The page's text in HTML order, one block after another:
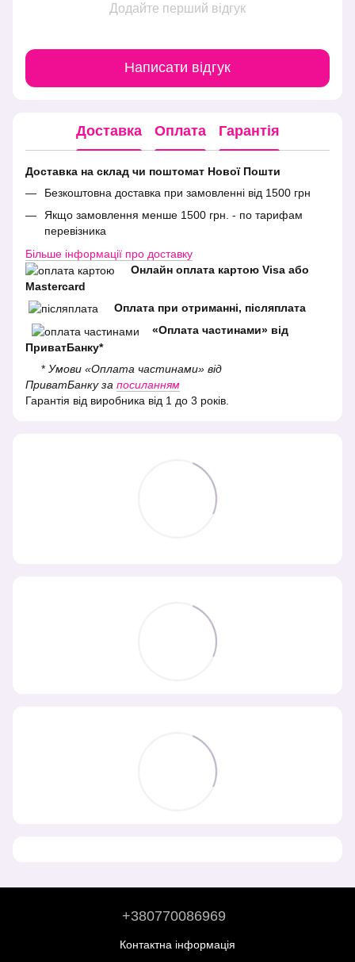
Додайте перший відгук
Написати відгук
Доставка Оплата Гарантія
Доставка на склад чи поштомат Нової Пошти
Безкоштовна доставка при замовленні від 1500 грн
Якщо замовлення менше 1500 грн. - по тарифам
перевізника
Більше інформації про доставку
Онлайн оплата картою Visa або
Mastercard
Оплата при отриманні, післяплата
«Оплата частинами» від
ПриватБанку*
* Умови «Оплата частинами» від
ПриватБанку за посиланням
Гарантія від виробника від 1 до 3 років.
+380770086969
Контактна інформація